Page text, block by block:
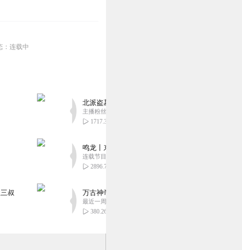
：连载中
叔
北派盗墓笔记丨头陀渊出品丨悬疑灵异丨摸金校尉
主播粉丝1659万
1717.30万
鸣龙丨东方玄幻丨紫襟团队丨轻松搞笑丨多人有声
连载节目超五百集
2896.76万
万古神帝丨玄幻丨热血丨紫襟团队演播丨多人有声
最近一周更新
380.26万